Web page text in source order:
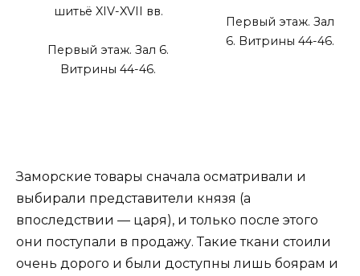
шитьё XIV-XVII вв.
Первый этаж. Зал 6.
Витрины 44-46.
Первый этаж. Зал
6. Витрины 44-46.
Заморские товары сначала осматривали и
выбирали представители князя (а
впоследствии — царя), и только после этого
они поступали в продажу. Такие ткани стоили
очень дорого и были доступны лишь боярам и